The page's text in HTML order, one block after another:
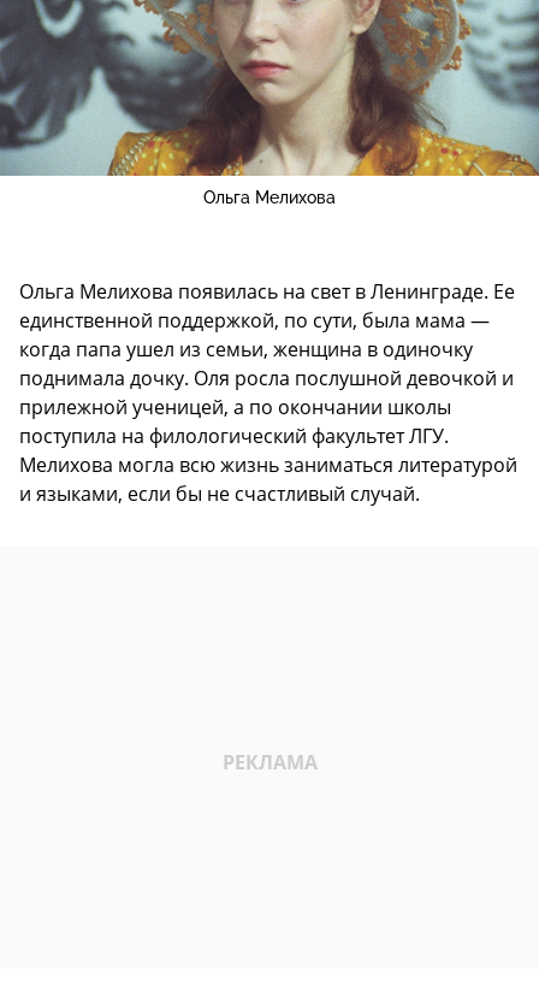
Ольга Мелихова
Ольга Мелихова появилась на свет в Ленинграде. Ее
единственной поддержкой, по сути, была мама —
когда папа ушел из семьи, женщина в одиночку
поднимала дочку. Оля росла послушной девочкой и
прилежной ученицей, а по окончании школы
поступила на филологический факультет ЛГУ.
Мелихова могла всю жизнь заниматься литературой
и языками, если бы не счастливый случай.